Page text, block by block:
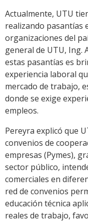
Actualmente, UTU
realizando pasantías
organizaciones del
general de UTU, Ing.
estas pasantías es
experiencia laboral
mercado de trabajo,
donde se exige
empleos.
Pereyra explicó que
convenios de
empresas (Pymes),
sector público,
comerciales en
red de convenios
educación técnica
reales de trabajo,